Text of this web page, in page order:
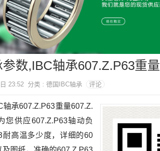
数,IBC轴承607.Z.P63重量
23:52 分类 : 德国IBC轴承 评论
承607.Z.P63重量607.Z.
您供应607.Z.P63轴动负
耐高温多少度，详细的60